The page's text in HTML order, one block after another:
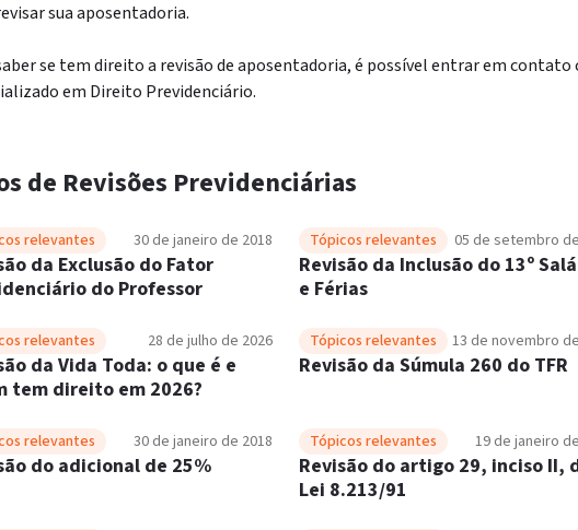
sua aposentadoria.
se tem direito a revisão de aposentadoria, é possível entrar em contato
em Direito Previdenciário.
de Revisões Previdenciárias
relevantes 30 de janeiro de 2018
da Exclusão do Fator
do Professor
Tópicos relevantes 05 de setembro
Revisão da Inclusão do 13º
e Férias
relevantes 28 de julho de 2026
da Vida Toda: o que é e
tem direito em 2026?
Tópicos relevantes 13 de novembro
Revisão da Súmula 260 do TFR
relevantes 30 de janeiro de 2018
do adicional de 25%
Tópicos relevantes 19 de janeiro
Revisão do artigo 29, inciso II,
Lei 8.213/91